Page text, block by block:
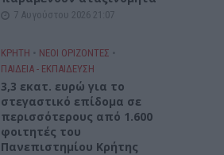
7 Αυγούστου 2026 21:07
ΚΡΗΤΗ • ΝΕΟΙ ΟΡΙΖΟΝΤΕΣ •
ΠΑΙΔΕΙΑ - ΕΚΠΑΙΔΕΥΣΗ
3,3 εκατ. ευρώ για το
στεγαστικό επίδομα σε
περισσότερους από 1.600
φοιτητές του
Πανεπιστημίου Κρήτης